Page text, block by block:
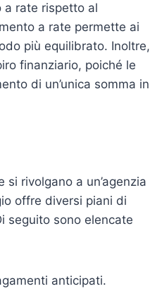
a rate rispetto al
a rate permette ai
più equilibrato. Inoltre,
finanziario, poiché le
di un’unica somma in
rivolgano a un’agenzia
offre diversi piani di
seguito sono elencate
anticipati.